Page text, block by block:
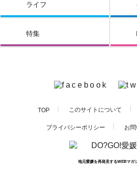
ライフ
特集
TOP このサイトについて
プライバシーポリシー お
地元愛媛を再発見するWEBマガ